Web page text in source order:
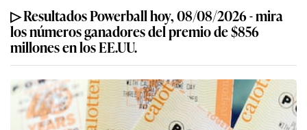
▷ Resultados Powerball hoy, 08/08/2026 - mira
los números ganadores del premio de $856
millones en los EE.UU.